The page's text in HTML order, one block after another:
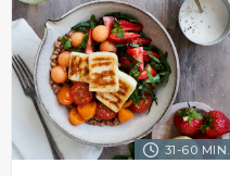
31-60 MIN.